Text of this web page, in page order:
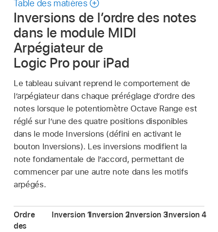
Table des matières
Inversions de l’ordre des notes
dans le module MIDI
Arpégiateur de
Logic Pro pour iPad
Le tableau suivant reprend le comportement de
l’arpégiateur dans chaque préréglage d’ordre des
notes lorsque le potentiomètre Octave Range est
réglé sur l’une des quatre positions disponibles
dans le mode Inversions (défini en activant le
bouton Inversions). Les inversions modifient la
note fondamentale de l’accord, permettant de
commencer par une autre note dans les motifs
arpégés.
Ordre
des
Inversion 1 Inversion 2Inversion 3Inversion 4